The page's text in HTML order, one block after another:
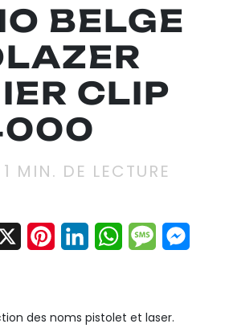
BELGE
CLIP
1 MIN. DE LECTURE
X Pinterest
LinkedInWhatsApp
des noms pistolet et laser.